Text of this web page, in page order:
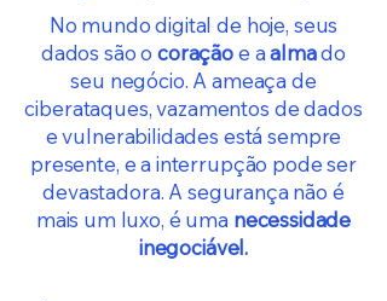
No mundo digital de hoje, seus
dados são ocoraçãoe aalmado
seu negócio. A ameaça de
ciberataques, vazamentos de dados
e vulnerabilidades está sempre
presente, e a interrupção pode ser
devastadora. A segurança não é
mais um luxo, é uma necessidade
inegociável.